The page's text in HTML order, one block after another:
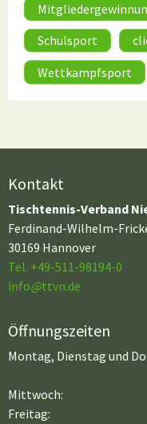
Schulsport
Wettkampfsport
Kontakt
Tischtennis-Verband
Ferdinand-Wilhelm-
30169 Hannover
Tel. +49-511-98194-0
info@ttvn.de
Öffnungszeiten
Montag, Dienstag und
Mittwoch:
Freitag: